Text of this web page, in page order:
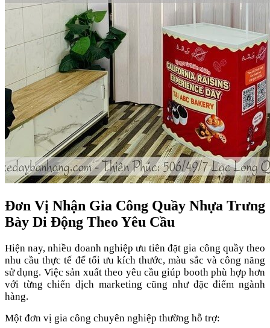
Đơn Vị Nhận Gia Công Quầy Nhựa Trưng
Bày Di Động Theo Yêu Cầu
Hiện nay, nhiều doanh nghiệp ưu tiên đặt gia công quầy theo
nhu cầu thực tế để tối ưu kích thước, màu sắc và công năng
sử dụng. Việc sản xuất theo yêu cầu giúp booth phù hợp hơn
với từng chiến dịch marketing cũng như đặc điểm ngành
hàng.
Một đơn vị gia công chuyên nghiệp thường hỗ trợ: